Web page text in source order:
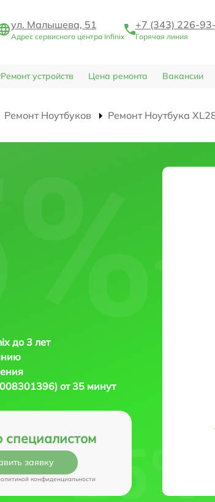
ул. Малышева, 51
Адрес сервисного центра Infinix
+7 (343) 226-
Горячая линия
Ремонт устройств Цена ремонта Вакансии
Ремонт Ноутбуков Ремонт Ноутбука
до 3 лет
от 35 минут
специалистом
заявку
конфиденциальности